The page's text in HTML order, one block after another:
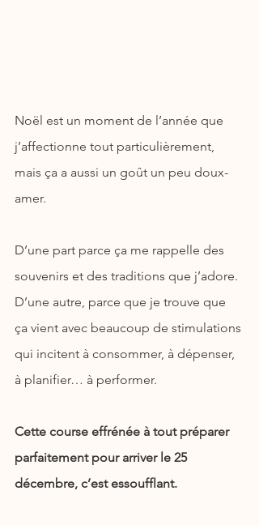
Noël est un moment de l’année que
j’affectionne tout particulièrement,
mais ça a aussi un goût un peu doux-
amer.
D’une part parce ça me rappelle des
souvenirs et des traditions que j’adore.
D’une autre, parce que je trouve que
ça vient avec beaucoup de stimulations
qui incitent à consommer, à dépenser,
à planifier… à performer.
Cette course effrénée à tout préparer
parfaitement pour arriver le 25
décembre, c’est essoufflant.